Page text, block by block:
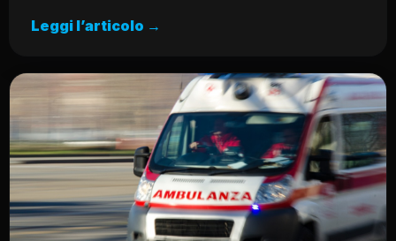
Leggi l’articolo →